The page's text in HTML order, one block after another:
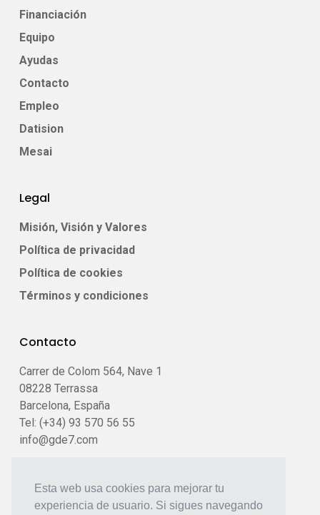
Esta web usa cookies para mejorar tu
experiencia de usuario. Si sigues navegando
Financiación
Equipo
Ayudas
Contacto
Empleo
Datision
Mesai
Legal
Misión, Visión y Valores
Política de privacidad
Política de cookies
Términos y condiciones
Contacto
Carrer de Colom 564, Nave 1
08228 Terrassa
Barcelona, España
Tel: (+34) 93 570 56 55
info@gde7.com